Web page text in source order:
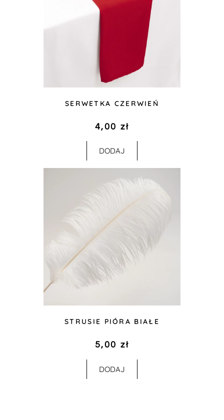
SERWETKA CZERWIEŃ
4,00zł
DODAJ
STRUSIE PIÓRA BIAŁE
5,00zł
DODAJ